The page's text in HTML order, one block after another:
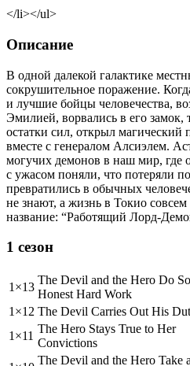
</li></ul>
Описание
В одной далекой галактике
сокрушительное поражение.
и лучшие бойцы человечества,
Эмилией, ворвались в его замок,
остатки сил, открыл магический
вместе с генералом Алсиэлем.
могучих демонов в наш мир, где
с ужасом поняли, что потеряли
превратились в обычных
не знают, а жизнь в Токио
название: “Работящий Лорд-
1 сезон
1×13
The Devil and the Hero Do
Honest Hard Work
1×12 The Devil Carries Out His
1×11
The Hero Stays True to Her
Convictions
The Devil and the Hero Take